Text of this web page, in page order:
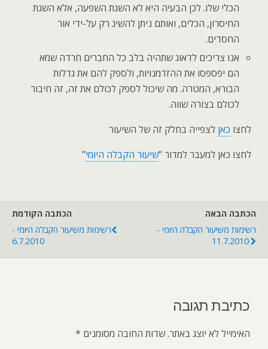
הכלי שלו. לכן הבעיה היא לא השגת השפעה, אלא השגת
החיסרון, הכלים, ואותם ניתן להשיג רק על-ידי אור
החסדים.
אנו צריכים לדאוג שתהיה בלב כל החברים חרדה שמא
הם יפספסו את ההזדמנויות, ולספק להם את גדלות
הבורא, המטרה. מה שיכול לספק לכולם את זה, זה חיבור
לכולם בצורה שווה.
לחצו כאן לצפייה בחלק זה של השיעור
לחצו כאן למעבר למדור "שיעור הקבלה היומי"
הכתבה הקודמת
רשימות משיעור הקבלה היומי -
6.7.2010
הכתבה הבאה
רשימות משיעור הקבלה היומי -
11.7.2010
כתיבת תגובה
האימייל לא יוצג באתר.שדות החובה מסומנים *